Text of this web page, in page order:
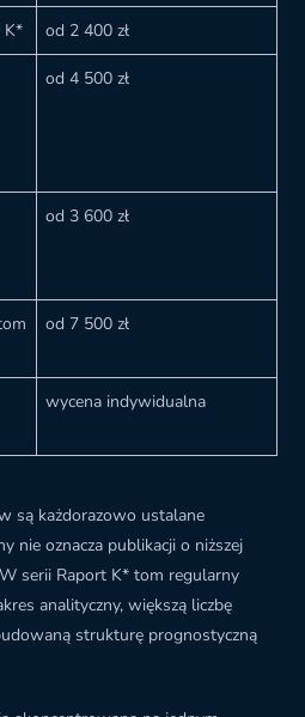
K* od 2 400 zł
od 4 500 zł
od 3 600 zł
od 7 500 zł
wycena indywidualna
są każdorazowo ustalane
nie oznacza publikacji o niższej
serii Raport K* tom regularny
analityczny, większą liczbę
strukturę prognostyczną